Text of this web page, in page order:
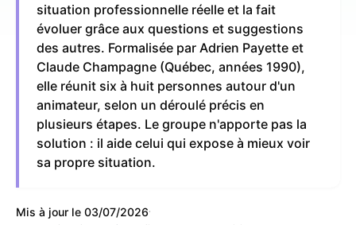
situation professionnelle réelle et la fait
évoluer grâce aux questions et suggestions
des autres. Formalisée par Adrien Payette et
Claude Champagne (Québec, années 1990),
elle réunit six à huit personnes autour d'un
animateur, selon un déroulé précis en
plusieurs étapes. Le groupe n'apporte pas la
solution : il aide celui qui expose à mieux voir
sa propre situation.
Mis à jour le 03/07/2026·